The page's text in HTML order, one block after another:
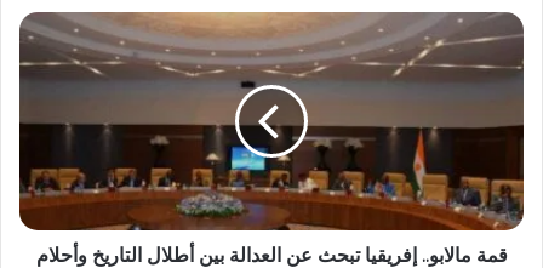
قمة مالابو.. إفريقيا تبحث عن العدالة بين أطلال التاريخ وأحلام